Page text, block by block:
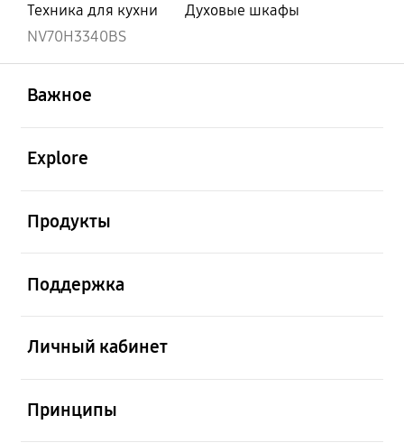
Техника для кухни
Духовые шкафы
NV70H3340BS
Важное
Explore
Продукты
Поддержка
Личный кабинет
Принципы